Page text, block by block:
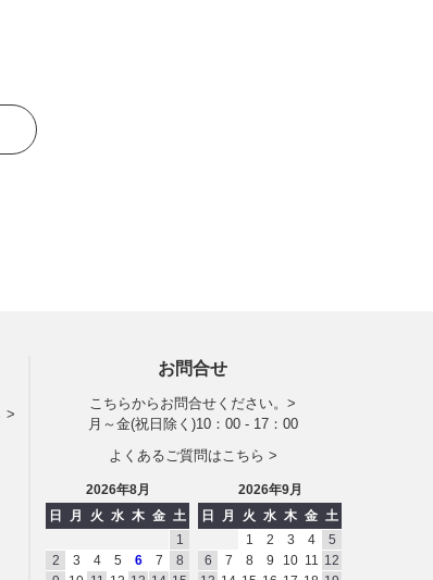
>
お問合せ
こちらからお問合せください。>
月～金(祝日除く)10：00 - 17：00
よくあるご質問はこちら >
2026年8月
日
月 火 水 木 金 土
1
2
3 4 5 6 7
8
2026年9月
日
月 火 水 木 金 土
1
2 3 4
5
6
7 8 9 10 11
12